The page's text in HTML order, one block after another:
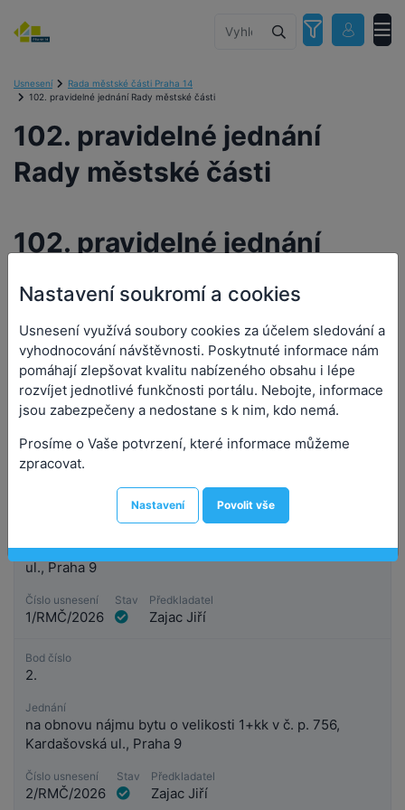
Usnesení
Rada městské části Praha 14
102. pravidelné jednání Rady městské části
102. pravidelné jednání
Rady městské části
na přidělení bytu o velikosti 2+kk v č. p. 737, Bobkova
ul., Praha 9
Číslo usnesení
1/RMČ/2026
Stav Předkladatel
Zajac Jiří
Bod číslo
2.
Jednání
na obnovu nájmu bytu o velikosti 1+kk v č. p. 756,
Kardašovská ul., Praha 9
Číslo usnesení
2/RMČ/2026
Stav Předkladatel
Zajac Jiří
102. pravidelné jednání
Rady městské části
Orgán:Rada městské části Praha 14
Datum a čas jednání:14. 1. 2026 15:00
Přílohy (0)
Nastavení soukromí a cookies
Usnesení využívá soubory cookies za účelem sledování a
vyhodnocování návštěvnosti. Poskytnuté informace nám
pomáhají zlepšovat kvalitu nabízeného obsahu i lépe
rozvíjet jednotlivé funkčnosti portálu. Nebojte, informace
jsou zabezpečeny a nedostane s k nim, kdo nemá.
Prosíme o Vaše potvrzení, které informace můžeme
zpracovat.
Nastavení Povolit vše